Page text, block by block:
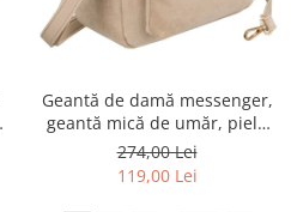
Geantă de damă messenger,
geantă mică de umăr, piele
ecologică, geantă bej cu
fermoar la modă - Peterson
PTR-PTN MX02-P-7717-D.BE
274,00 Lei
119,00 Lei